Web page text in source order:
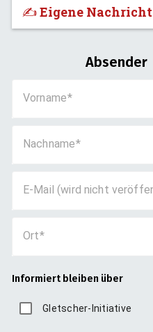
✍️ Eigene
Absender
Vorname
Nachname
E-Mail (wird nicht
Ort
Informiert bleiben über
Gletscher-Initiative